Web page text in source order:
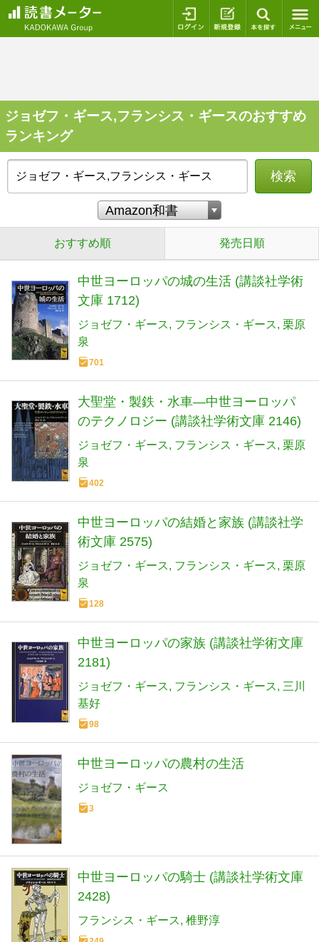
ログイン 新規登録
ジョゼフ・ギース,フランシス・ギースのおすすめ
ランキング
検索
おすすめ順 発売日順
中世ヨーロッパの城の生活 (講談社学術
文庫 1712)
ジョゼフ・ギース フランシス・ギース 栗原
泉
701
大聖堂・製鉄・水車―中世ヨーロッパ
のテクノロジー (講談社学術文庫 2146)
ジョゼフ・ギース フランシス・ギース 栗原
泉
402
中世ヨーロッパの結婚と家族 (講談社学
術文庫 2575)
ジョゼフ・ギース フランシス・ギース 栗原
泉
128
中世ヨーロッパの家族 (講談社学術文庫
2181)
ジョゼフ・ギース フランシス・ギース
三川
基好
98
中世ヨーロッパの農村の生活
ジョゼフ・ギース
3
中世ヨーロッパの騎士 (講談社学術文庫
2428)
フランシス・ギース 椎野淳